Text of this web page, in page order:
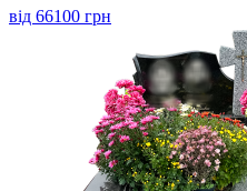
від 66100 грн